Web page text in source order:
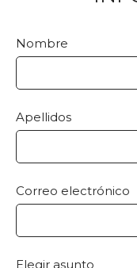
Nombre
Apellidos
Correo electrónico
Elegir asunto